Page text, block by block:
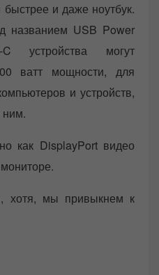
и даже ноутбук.
названием USB Power
устройства могут
ватт мощности, для
и устройств,
ним.
как DisplayPort видео
хотя, мы привыкнем к